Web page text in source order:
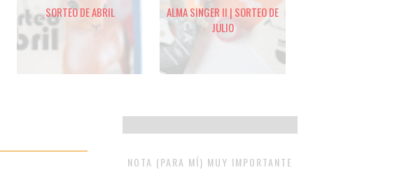
SORTEO DE ABRIL
ALMA SINGER II | SORTEO DE
JULIO
NOTA (PARA MÍ) MUY IMPORTANTE